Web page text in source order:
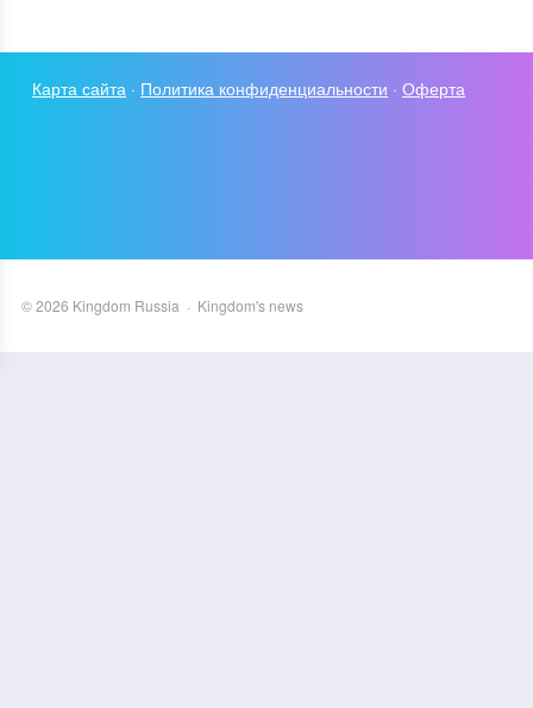
Карта сайта · Политика конфиденциальности ·Оферта
©2026 Kingdom Russia · Kingdom's news